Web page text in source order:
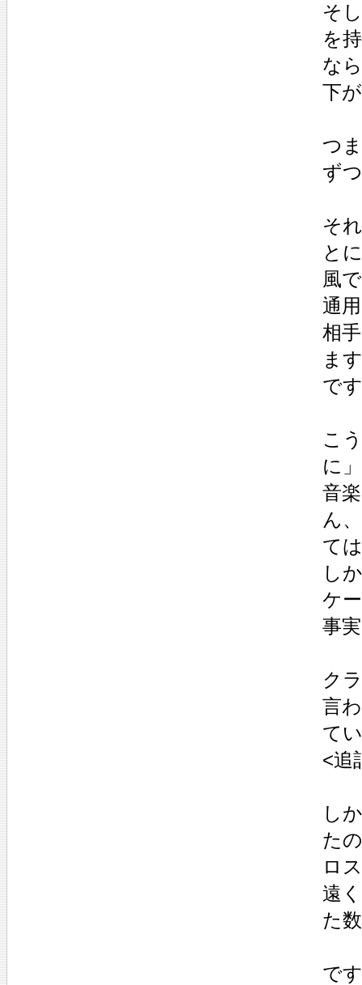
そ
を
な
下
つ
ず
そ
と
風
通
相
ま
で
こ
に
音
ん
て
し
ケ
事
ク
言
て
<追
し
た
ロ
遠
た
で